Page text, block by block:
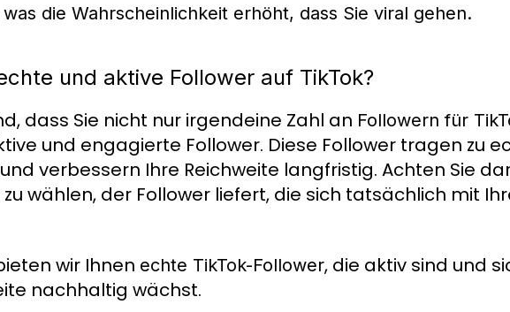
die Wahrscheinlichkeit erhöht, dass Sie viral gehen.
und aktive Follower auf TikTok?
dass Sie nicht nur irgendeine Zahl an Followern für
und engagierte Follower. Diese Follower tragen zu
verbessern Ihre Reichweite langfristig. Achten Sie
wählen, der Follower liefert, die sich tatsächlich mit
wir Ihnen echte TikTok-Follower, die aktiv sind und
nachhaltig wächst.